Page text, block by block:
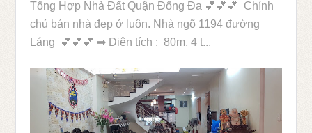
Tổng Hợp Nhà Đất Quận Đống Đa 💕💕💕 Chính
chủ bán nhà đẹp ở luôn. Nhà ngõ 1194 đường
Láng 💕💕💕 ➡ Diện tích : 80m, 4 t...